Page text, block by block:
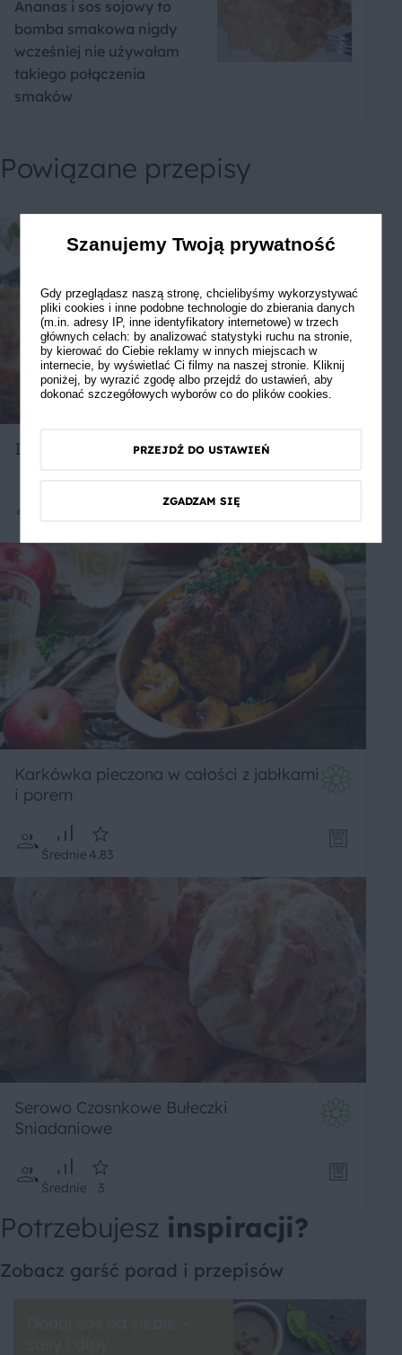
Ananas i sos sojowy to
bomba smakowa nigdy
wcześniej nie używałam
takiego połączenia
smaków
Powiązane przepisy
Indyjski chlebek naan
Karkówka pieczona w całości z jabłkami
i porem
Średnie 4.83
Serowo Czosnkowe Bułeczki
Sniadaniowe
Średnie 3
Potrzebujesz inspiracji?
Zobacz garść porad i przepisów
Szanujemy Twoją prywatność
Gdy przeglądasz naszą stronę, chcielibyśmy wykorzystywać
pliki cookies i inne podobne technologie do zbierania danych
(m.in. adresy IP, inne identyfikatory internetowe) w trzech
głównych celach: by analizować statystyki ruchu na stronie,
by kierować do Ciebie reklamy w innych miejscach w
internecie, by wyświetlać Ci filmy na naszej stronie. Kliknij
poniżej, by wyrazić zgodę albo przejdź do ustawień, aby
dokonać szczegółowych wyborów co do plików cookies.
PRZEJDŹ DO USTAWIEŃ
ZGADZAM SIĘ